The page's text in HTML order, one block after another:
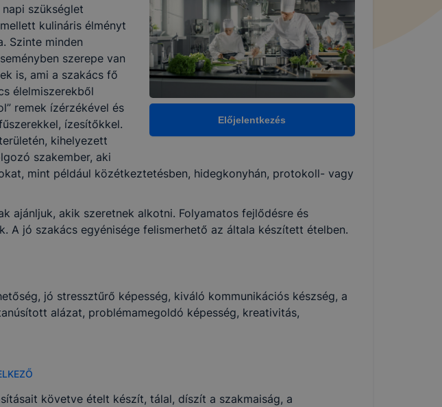
Előjelentkezés
szükséglet
kulináris élményt
Szinte minden
szerepe van
is, ami a szakács fő
élelmiszerekből
remek ízérzékével és
ízesítőkkel.
kihelyezett
szakember, aki
mint például közétkeztetésben, hidegkonyhán, protokoll- vagy
ajánljuk, akik szeretnek alkotni. Folyamatos fejlődésre és
A jó szakács egyénisége felismerhető az általa készített ételben.
jó stressztűrő képesség, kiváló kommunikációs készség, a
alázat, problémamegoldó képesség, kreativitás,
követve ételt készít, tálal, díszít a szakmaiság, a